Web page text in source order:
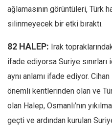
ağlamasının görüntüleri, Türk
silinmeyecek bir etki bıraktı.
82 HALEP: Irak
ifade ediyorsa Suriye
aynı anlamı ifade ediyor. Cihan
önemli kentlerinden olan ve
olan Halep, Osmanlı’nın
geçti ve ardından kurulan